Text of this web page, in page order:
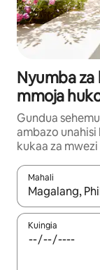
Nyumba
mmoja
Gundua
ambazo unahisi
kukaa za
Mahali
Wakati
Kuingia